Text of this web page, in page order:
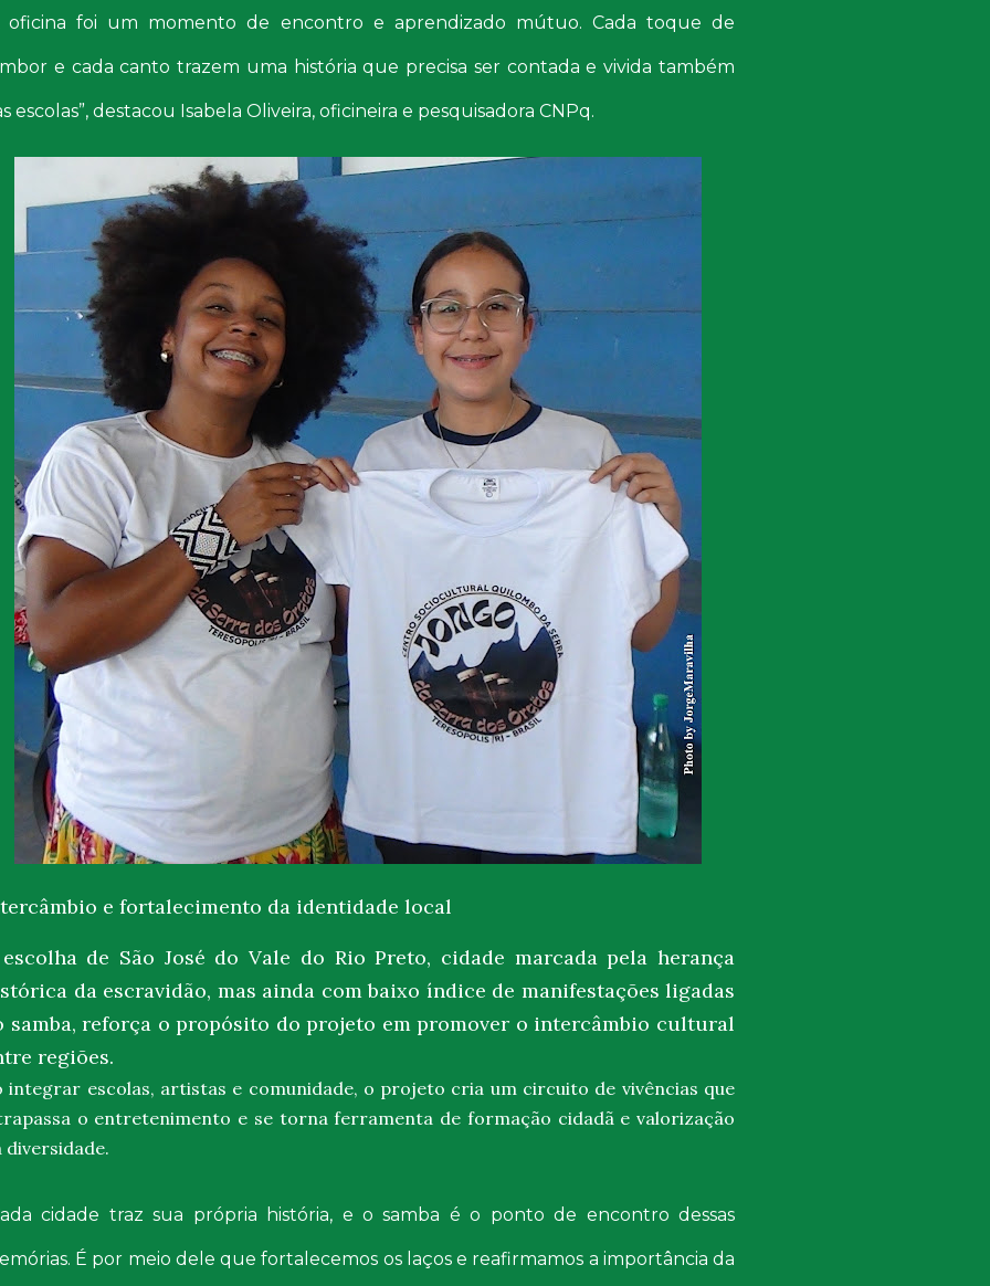
oficina foi um momento de encontro e aprendizado mútuo. Cada toque de
e cada canto trazem uma história que precisa ser contada e vivida também
escolas”, destacou Isabela Oliveira, oficineira e pesquisadora CNPq.
e fortalecimento da identidade local
de São José do Vale do Rio Preto, cidade marcada pela herança
da escravidão, mas ainda com baixo índice de manifestações ligadas
samba, reforça o propósito do projeto em promover o intercâmbio cultural
regiões.
integrar escolas, artistas e comunidade, o projeto cria um circuito de vivências que
o entretenimento e se tornaferramenta de formação cidadã e valorização
diversidade.
cidade traz sua própria história, e o samba é o ponto de encontro dessas
É por meio dele que fortalecemos os laços e reafirmamos a importância da